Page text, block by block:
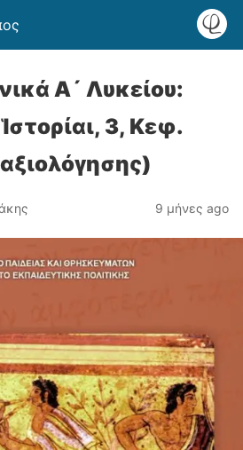
Α´ Λυκείου:
3, Κεφ.
9 μήνες ago